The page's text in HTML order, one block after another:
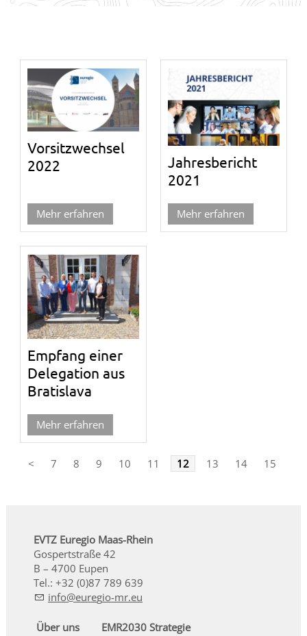
Vorsitzwechsel
2022
Mehr erfahren
Jahresbericht
2021
Mehr erfahren
Empfang einer
Delegation aus
Bratislava
Mehr erfahren
< 7 8 9 10 11 12 13 14 15
EVTZ Euregio Maas-Rhein
Gospertstraße 42
B – 4700 Eupen
Tel.: +32 (0)87 789 639
nf
r g -mr
Über uns
EMR2030 Strategie